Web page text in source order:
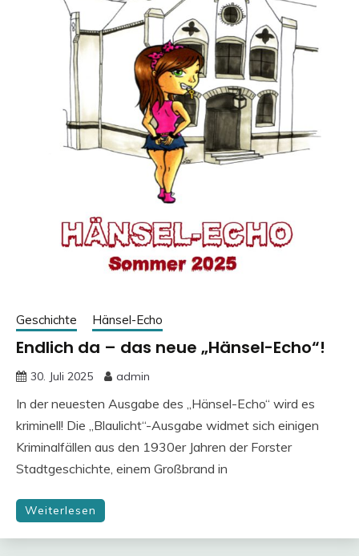
Geschichte Hänsel-Echo
Endlich da – das neue „Hänsel-Echo“!
30. Juli 2025 admin
In der neuesten Ausgabe des „Hänsel-Echo“ wird es
kriminell! Die „Blaulicht“-Ausgabe widmet sich einigen
Kriminalfällen aus den 1930er Jahren der Forster
Stadtgeschichte, einem Großbrand in
Weiterlesen